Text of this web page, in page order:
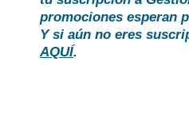
promociones esperan
Y si aún no eres
AQUÍ.